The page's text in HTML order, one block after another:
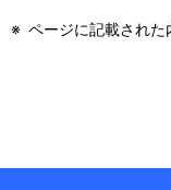
※ ページに記載された